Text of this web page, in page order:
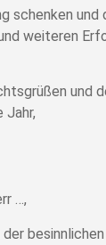
schenken und
weiteren
und
Jahr,
…,
der